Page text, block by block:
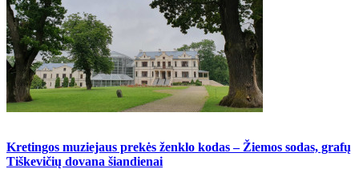
Kretingos muziejaus prekės ženklo kodas – Žiemos sodas, grafų
Tiškevičių dovana šiandienai